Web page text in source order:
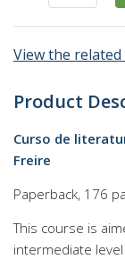
View the
Product
Curso de
Freire
Paperback, 176
This course is
intermediate